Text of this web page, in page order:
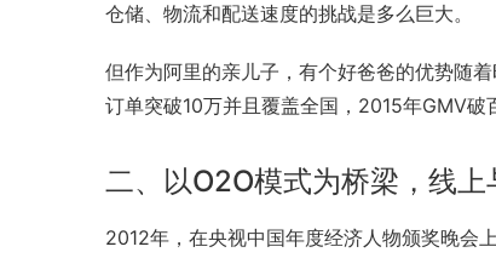
仓储、物流和配送速度的挑战是多么巨大。
但作为阿里的亲儿子，有个好爸爸的优势随
订单突破10万并且覆盖全国，2015年GMV破
二、以O2O模式为桥梁，线上
2012年，在央视中国年度经济人物颁奖晚